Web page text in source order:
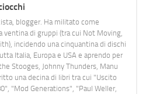
blogger. Ha militato come
ventina di gruppi (tra cui Not Moving,
incidendo una cinquantina di dischi
Italia, Europa e USA e aprendo per
Stooges, Johnny Thunders, Manu
una decina di libri tra cui "Uscito
"Mod Generations", "Paul Weller,